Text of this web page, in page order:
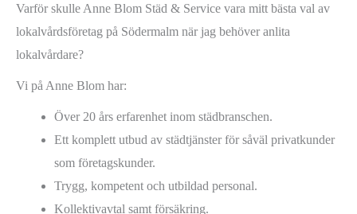
Varför skulle Anne Blom Städ & Service vara mitt bästa val av
lokalvårdsföretag på Södermalm när jag behöver anlita
lokalvårdare?
Vi på Anne Blom har:
Över 20 års erfarenhet inom städbranschen.
Ett komplett utbud av städtjänster för såväl privatkunder
som företagskunder.
Trygg, kompetent och utbildad personal.
Kollektivavtal samt försäkring.